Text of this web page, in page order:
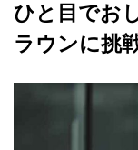
ひと目でお
ラウンに挑